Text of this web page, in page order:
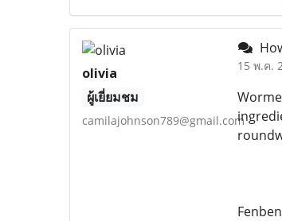
olivia
ผู้เยี่ยมชม
camilajohnson789@gmail.com
15 พ.ค.